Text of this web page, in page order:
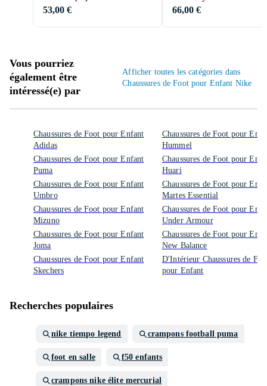
53,00 €
Speed MG Green EU
66,00 €
Vous pourriez
également être
intéressé(e) par
Afficher toutes les catégories dans
Chaussures de Foot pour Enfant Nike
Chaussures de Foot pour Enfant
Adidas
Chaussures de Foot pour Enfant
Puma
Chaussures de Foot pour Enfant
Umbro
Chaussures de Foot pour Enfant
Mizuno
Chaussures de Foot pour Enfant
Joma
Chaussures de Foot pour Enfant
Skechers
Chaussures de Foot pour
Hummel
Chaussures de Foot pour
Huari
Chaussures de Foot pour
Martes Essential
Chaussures de Foot pour
Under Armour
Chaussures de Foot pour
New Balance
D'Intérieur Chaussures de
pour Enfant
Recherches populaires
nike tiempo legend crampons football puma
foot en salle f50 enfants
crampons nike élite mercurial